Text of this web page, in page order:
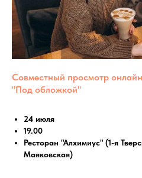
Совместный просмотр
"Под обложкой"
24 июля
19.00
Ресторан "Алхимиус" (1-я
Маяковская)